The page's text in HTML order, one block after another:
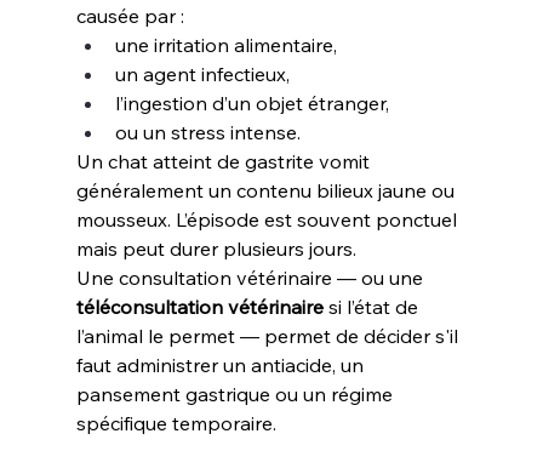
causée par :
une irritation alimentaire,
un agent infectieux,
l’ingestion d’un objet étranger,
ou un stress intense.
Un chat atteint de gastrite vomit
généralement un contenu bilieux jaune ou
mousseux. L’épisode est souvent ponctuel
mais peut durer plusieurs jours.
Une consultation vétérinaire — ou une
téléconsultation vétérinaire si l’état de
l’animal le permet — permet de décider s'il
faut administrer un antiacide, un
pansement gastrique ou un régime
spécifique temporaire.